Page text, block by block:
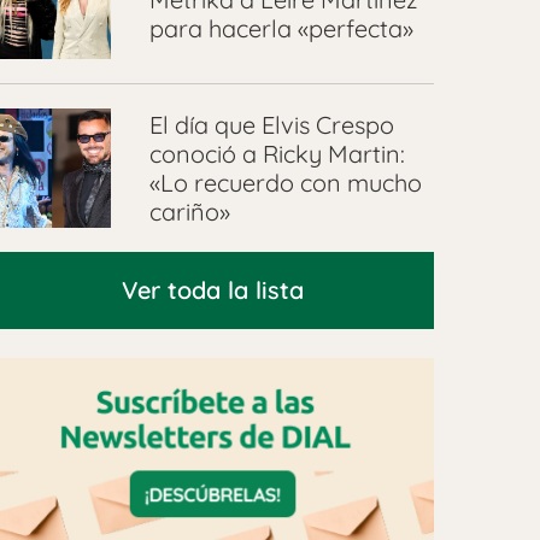
para hacerla «perfecta»
El día que Elvis Crespo
conoció a Ricky Martin:
«Lo recuerdo con mucho
cariño»
Ver toda la lista